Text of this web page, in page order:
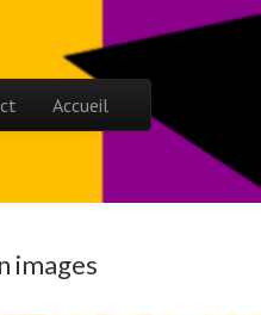
Accueil
images